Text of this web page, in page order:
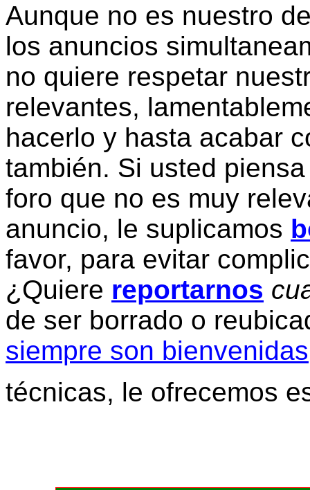
Aunque no es nuestro
los anuncios
no quiere respetar
relevantes,
hacerlo y hasta acabar
también. Si usted
foro que no es muy
anuncio, le suplicamos
favor, para evitar
¿Quiere reportarnos
de ser borrado o
siempre son bienvenidas
técnicas, le ofrecemos